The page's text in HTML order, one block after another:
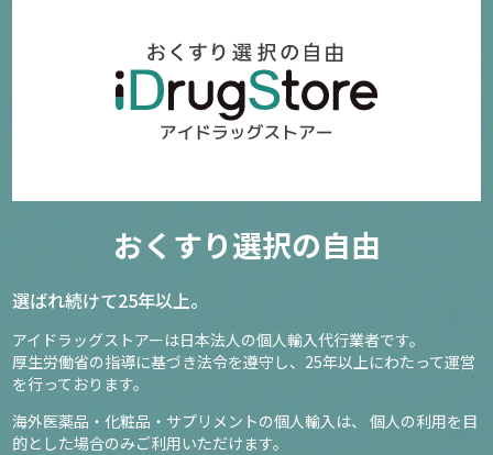
おくすり選択の自由
選ばれ続けて25年以上。
アイドラッグストアーは日本法人の個人輸入代行業者です。
厚生労働省の指導に基づき法令を遵守し、 25年以上にわたって運営
を行っております。
海外医薬品・化粧品・サプリメントの個人輸入は、
個人の利用を目
的とした場合のみご利用いただけます。